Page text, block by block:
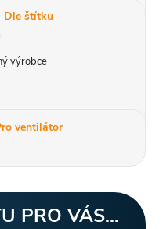
Dle štítku
výrobce
ventilátor
PRO VÁS...